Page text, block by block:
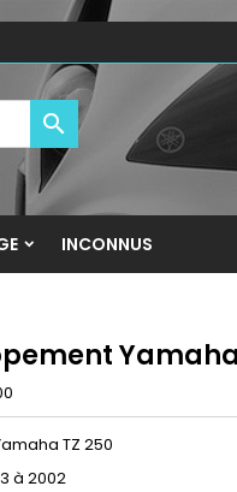

INCONNUS
Yamaha
TZ 250
à 2002
×
×
×
liste